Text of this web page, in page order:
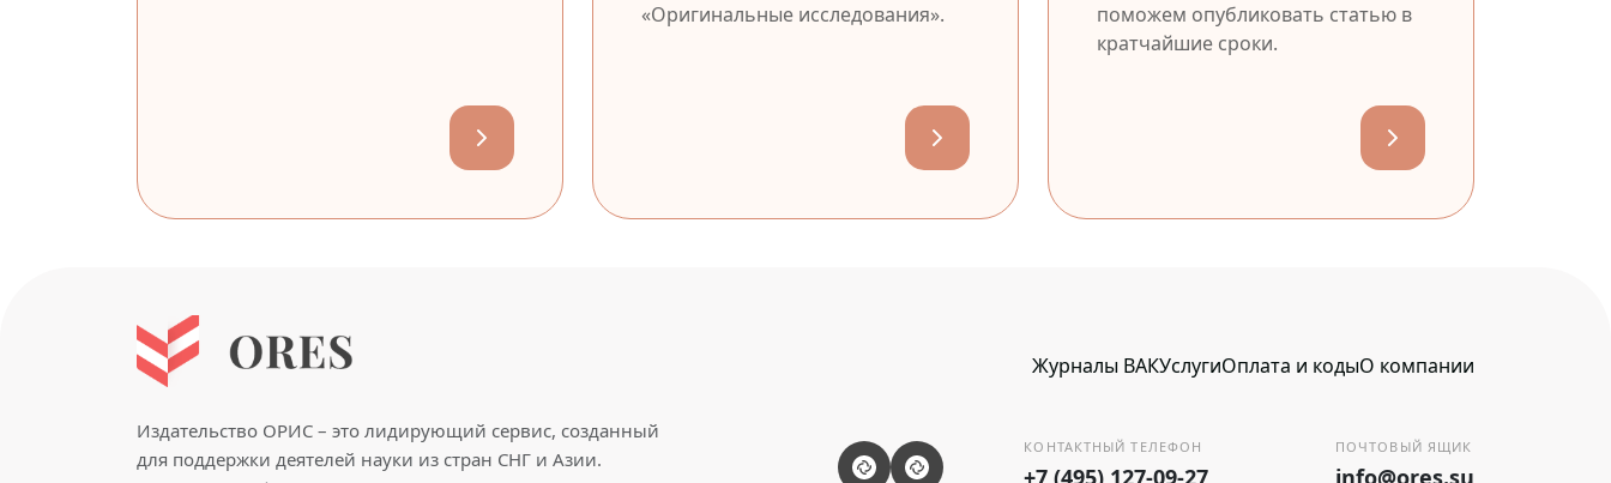
«Оригинальные исследования».
поможем опубликовать статью в
кратчайшие сроки.
Издательство ОРИС – это лидирующий сервис, созданный
для поддержки деятелей науки из стран СНГ и Азии.
Журналы ВАКУслугиОплата и кодыО компании
КОНТАКТНЫЙ ТЕЛЕФОН
+7 (495) 127-09-27
ПОЧТОВЫЙ ЯЩИК
info@ores.su